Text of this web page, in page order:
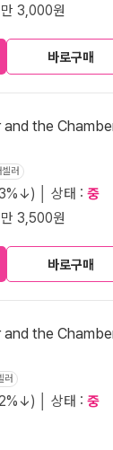
3,000원
바로구매
the
러
│ 상태 : 중
3,500원
바로구매
the
러
│ 상태 : 중